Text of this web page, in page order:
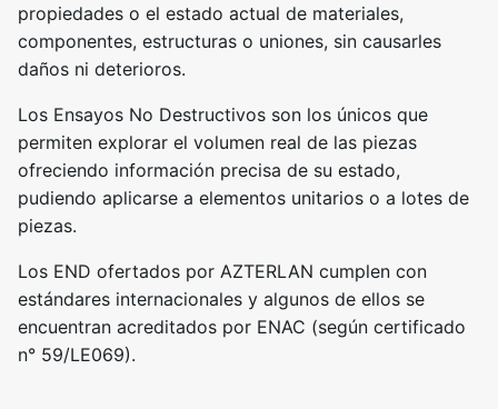
propiedades o el estado actual de materiales,
componentes, estructuras o uniones, sin causarles
daños ni deterioros.
Los Ensayos No Destructivos son los únicos que
permiten explorar el volumen real de las piezas
ofreciendo información precisa de su estado,
pudiendo aplicarse a elementos unitarios o a lotes de
piezas.
Los END ofertados por AZTERLAN cumplen con
estándares internacionales y algunos de ellos se
encuentran acreditados por ENAC (según certificado
n° 59/LE069).